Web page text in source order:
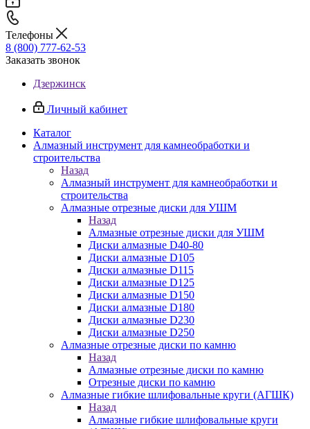
Телефоны
8 (800) 777-62-53
Заказать звонок
Дзержинск
Личный кабинет
Каталог
Алмазный инструмент для камнеобработки и
строительства
Назад
Алмазный инструмент для камнеобработки и
строительства
Алмазные отрезные диски для УШМ
Назад
Алмазные отрезные диски для УШМ
Диски алмазные D40-80
Диски алмазные D105
Диски алмазные D115
Диски алмазные D125
Диски алмазные D150
Диски алмазные D180
Диски алмазные D230
Диски алмазные D250
Алмазные отрезные диски по камню
Назад
Алмазные отрезные диски по камню
Отрезные диски по камню
Алмазные гибкие шлифовальные круги (АГШК)
Назад
Алмазные гибкие шлифовальные круги